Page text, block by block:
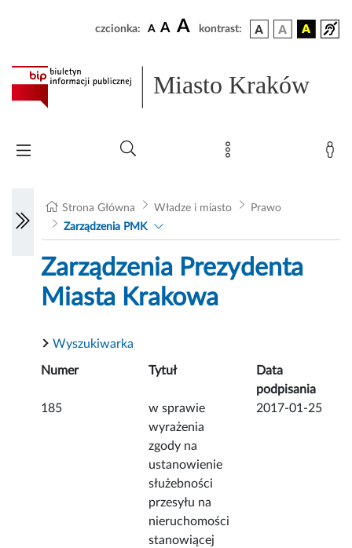
czcionka: A A A kontrast:
Miasto Kraków
Strona Główna Władze i miasto
Prawo
Zarządzenia PMK
Zarządzenia Prezydenta
Miasta Krakowa
Wyszukiwarka
Numer Tytuł
Data
podpisania
185
w sprawie
wyrażenia
zgody na
ustanowienie
służebności
przesyłu na
nieruchomości
stanowiącej
2017-01-25